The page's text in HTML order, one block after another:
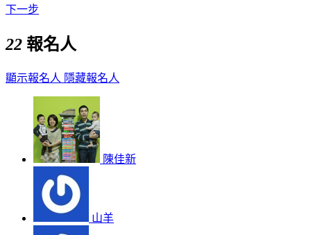
下一步
22 報名人
顯示報名人 隱藏報名人
陳佳新
山羊